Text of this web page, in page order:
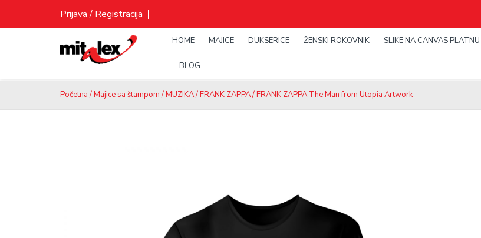
content
Prijava / Registracija
HOME MAJICE DUKSERICE ŽENSKI ROKOVNIK SLIKE NA CANVAS PLATNU
BLOG
Početna /Majice sa štampom /MUZIKA/FRANK ZAPPA/ FRANK ZAPPA The Man from Utopia Artwork